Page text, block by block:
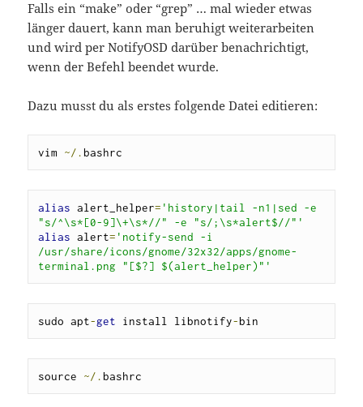
Falls ein “make” oder “grep” … mal wieder etwas
länger dauert, kann man beruhigt weiterarbeiten
und wird per NotifyOSD darüber benachrichtigt,
wenn der Befehl beendet wurde.
Dazu musst du als erstes folgende Datei editieren:
vim ~/.bashrc
alias alert_helper= 'history|tail -n1|sed -e
"s/^\s*[0-9]\+\s*//" -e "s/;\s*alert$//"'
alias alert= 'notify-send -i
/usr/share/icons/gnome/32x32/apps/gnome-
terminal.png "[$?] $(alert_helper)"'
sudo apt-get install libnotify-bin
source ~/.bashrc